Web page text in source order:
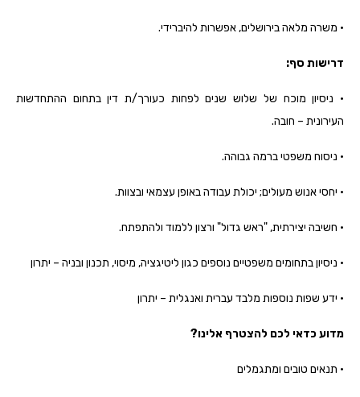
• משרה מלאה בירושלים, אפשרות להיברידי.
דרישות סף:
• ניסיון מוכח של שלוש שנים לפחות כעורך/ת דין בתחום ההתחדשות
העירונית – חובה.
• ניסוח משפטי ברמה גבוהה.
• יחסי אנוש מעולים; יכולת עבודה באופן עצמאי ובצוות.
• חשיבה יצירתית, "ראש גדול" ורצון ללמוד ולהתפתח.
• ניסיון בתחומים משפטיים נוספים כגון ליטיגציה, מיסוי, תכנון ובניה – יתרון
• ידע שפות נוספות מלבד עברית ואנגלית – יתרון
מדוע כדאי לכם להצטרף אלינו?
• תנאים טובים ומתגמלים